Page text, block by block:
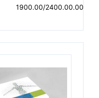
1900.00/2400.00.00